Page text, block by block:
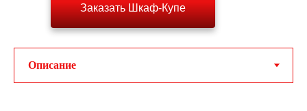
Заказать Шкаф-Купе